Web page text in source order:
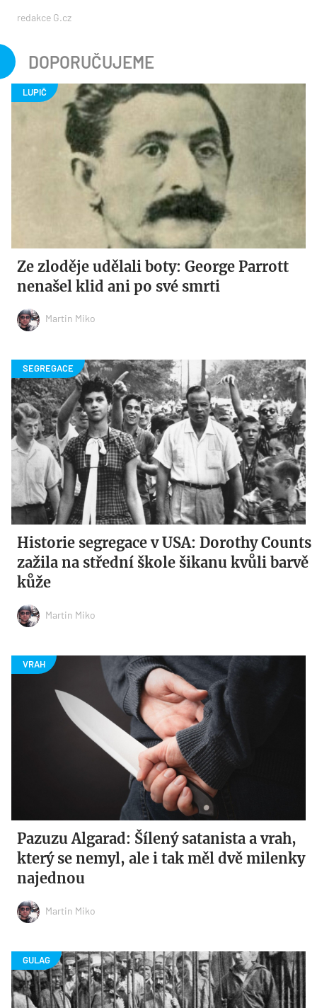
redakce G.cz
DOPORUČUJEME
Ze zloděje udělali boty: George Parrott
nenašel klid ani po své smrti
Martin Miko
Historie segregace v USA: Dorothy Counts
zažila na střední škole šikanu kvůli barvě
kůže
Martin Miko
Pazuzu Algarad: Šílený satanista a vrah,
který se nemyl, ale i tak měl dvě milenky
najednou
Martin Miko